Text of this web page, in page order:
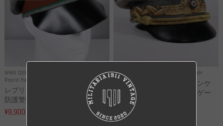
WWII GERMANY
Repro Hat and Cap Police and other
レプリカ ドイツ秩序警察 都市
防護警察 クラッシュキャップ...
¥9,900
WWII GERMANY Repro Uniforms WH
レプリカ ミヒャエル・ヤンケ
製 国家元帥 ヘルマン・ゲー
リ...
¥55,000